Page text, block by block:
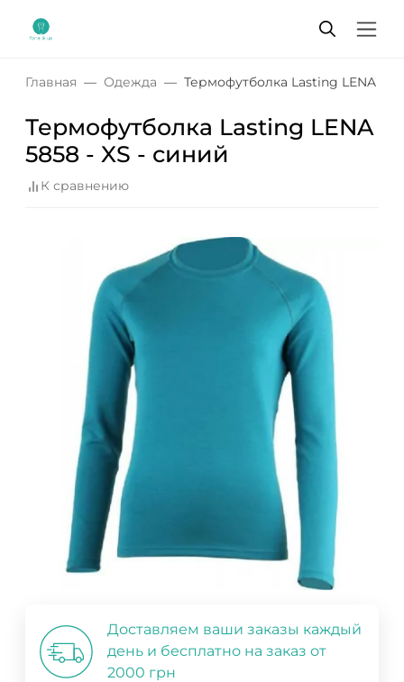
Главная Одежда Термофутболка Lasting LENA
Термофутболка Lasting LENA
5858 - XS - синий
К сравнению
Доставляем ваши заказы каждый
день и бесплатно на заказ от
2000 грн